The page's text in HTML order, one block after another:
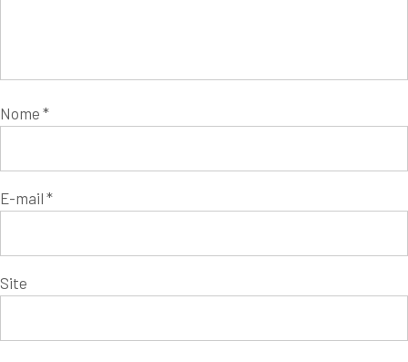
Nome *
E-mail *
Site